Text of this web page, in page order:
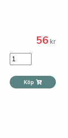
56 kr
Köp